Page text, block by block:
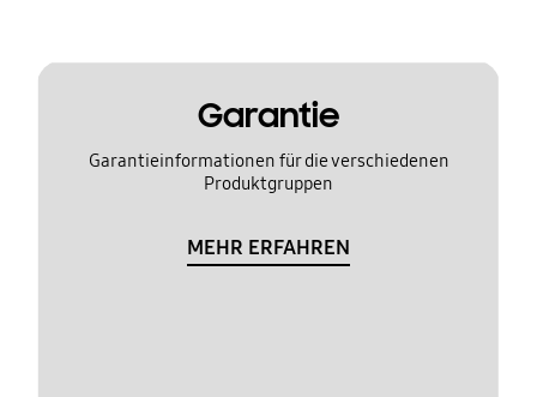
Garantie
Garantieinformationen für die verschiedenen
Produktgruppen
MEHR ERFAHREN